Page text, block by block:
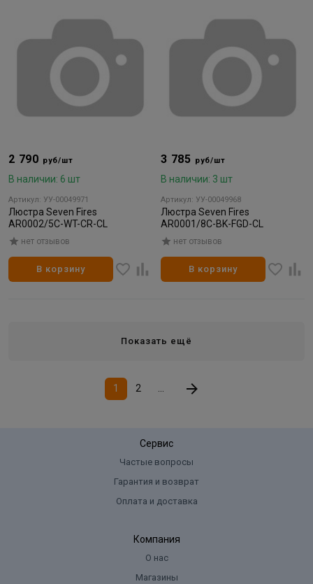
2 790 руб/шт
В наличии: 6 шт
Артикул: УУ-00049971
Люстра Seven Fires
AR0002/5C-WT-CR-CL
нет отзывов
В корзину
3 785 руб/шт
В наличии: 3 шт
Артикул: УУ-00049968
Люстра Seven Fires
AR0001/8C-BK-FGD-CL
нет отзывов
В корзину
Показать ещё
1 2 ...
Сервис
Частые вопросы
Гарантия и возврат
Оплата и доставка
Компания
О нас
Магазины